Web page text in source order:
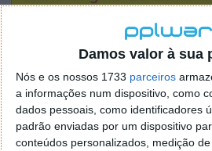
Damos valor à sua
Nós e os nossos 1733 parceiros
a informações num dispositivo, como
dados pessoais, como identificadores
padrão enviadas por um dispositivo
conteúdos personalizados, medição